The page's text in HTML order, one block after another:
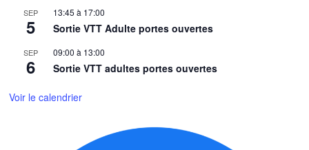
SEP
5
13:45 à 17:00
Sortie VTT Adulte portes ouvertes
SEP
6
09:00 à 13:00
Sortie VTT adultes portes ouvertes
Voir le calendrier